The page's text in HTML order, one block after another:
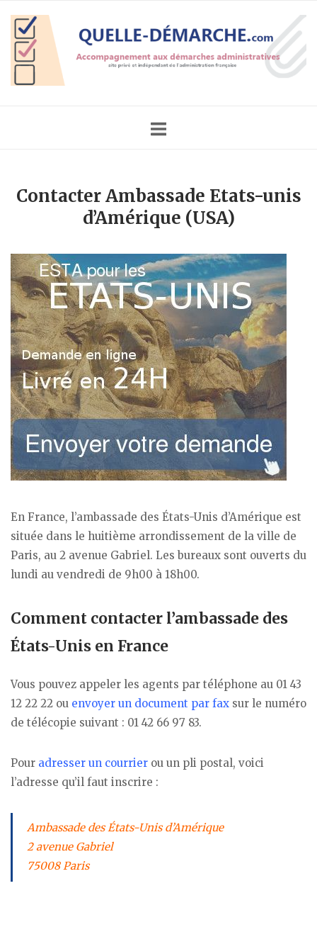
content
Home
Contacter Ambassade Etats-unis
d’Amérique (USA)
En France, l’ambassade des États-Unis d’Amérique est
située dans le huitième arrondissement de la ville de
Paris, au 2 avenue Gabriel. Les bureaux sont ouverts du
lundi au vendredi de 9h00 à 18h00.
Comment contacter l’ambassade des
États-Unis en France
Vous pouvez appeler les agents par téléphone au 01 43
12 22 22 ou envoyer un document par fax sur le numéro
de télécopie suivant : 01 42 66 97 83.
Pour adresser un courrier ou un pli postal, voici
l’adresse qu’il faut inscrire :
Ambassade des États-Unis d’Amérique
2 avenue Gabriel
75008 Paris